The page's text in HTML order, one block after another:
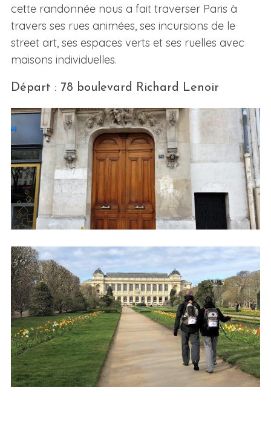
cette randonnée nous a fait traverser Paris à
travers ses rues animées, ses incursions de le
street art, ses espaces verts et ses ruelles avec
maisons individuelles.
Départ : 78 boulevard Richard Lenoir